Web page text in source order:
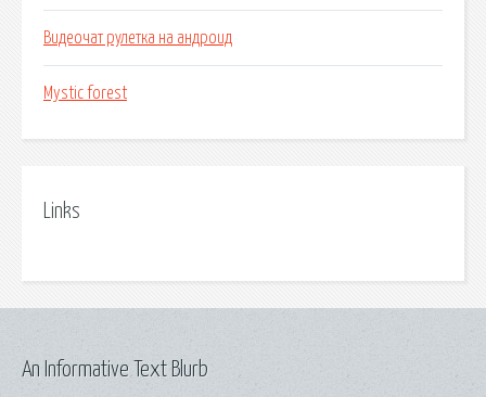
Видеочат рулетка на андроид
Mystic forest
Links
An Informative Text Blurb